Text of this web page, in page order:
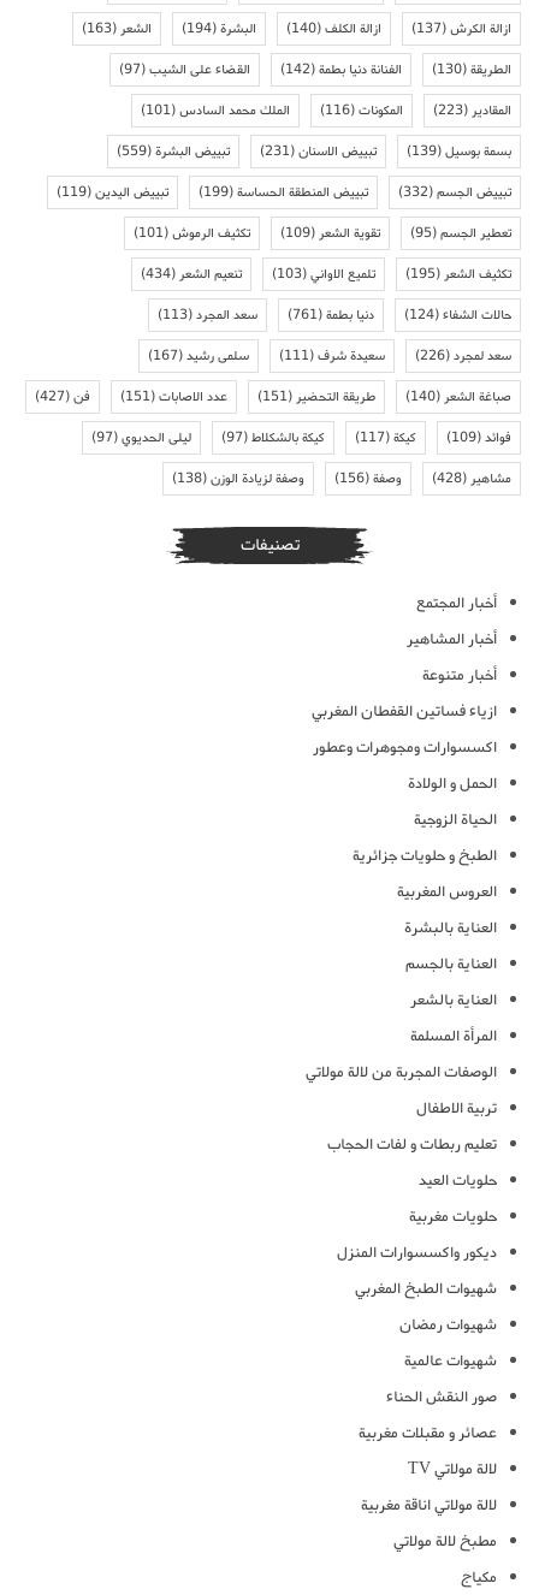
ازالة الكرش(137) ازالة الكلف(140) البشرة(194) الشعر(163)
الطريقة(130) الفنانة دنيا بطمة(142) القضاء على الشيب(97)
المقادير(223) المكونات(116) الملك محمد السادس(101)
بسمة بوسيل(139) تبييض الاسنان(231) تبييض البشرة(559)
تبييض الجسم(332) تبييض المنطقة الحساسة(199) تبييض اليدين(119)
تعطير الجسم(95) تقوية الشعر(109) تكثيف الرموش(101)
تكثيف الشعر(195) تلميع الاواني(103) تنعيم الشعر(434)
حالات الشفاء(124) دنيا بطمة(761) سعد المجرد(113)
سعد لمجرد(226) سعيدة شرف(111) سلمى رشيد(167)
صباغة الشعر(140) طريقة التحضير(151) عدد الاصابات(151) فن(427)
فوائد(109) كيكة(117) كيكة بالشكلاط(97) ليلى الحديوي(97)
مشاهير(428) وصفة(156) وصفة لزيادة الوزن(138)
تصنيفات
أخبار المجتمع
أخبار المشاهير
أخبار متنوعة
ازياء فساتين القفطان المغربي
اكسسوارات ومجوهرات وعطور
الحمل و الولادة
الحياة الزوجية
الطبخ و حلويات جزائرية
العروس المغربية
العناية بالبشرة
العناية بالجسم
العناية بالشعر
المرأة المسلمة
الوصفات المجربة من لالة مولاتي
تربية الاطفال
تعليم ربطات و لفات الحجاب
حلويات العيد
حلويات مغربية
ديكور واكسسوارات المنزل
شهيوات الطبخ المغربي
شهيوات رمضان
شهيوات عالمية
صور النقش الحناء
عصائر و مقبلات مغربية
لالة مولاتي TV
لالة مولاتي اناقة مغربية
مطبخ لالة مولاتي
مكياج